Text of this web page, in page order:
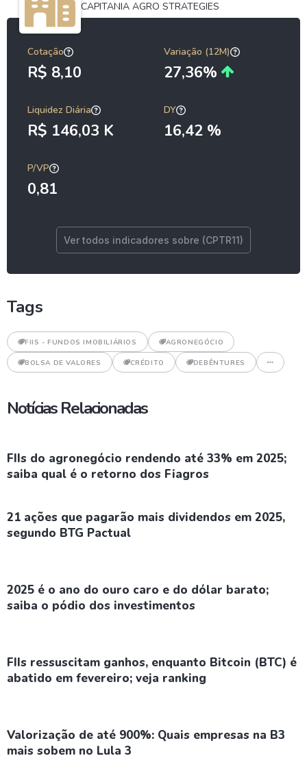
CAPITANIA AGRO STRATEGIES
Cotação
R$ 8,10
Variação (12M)
27,36%
Liquidez Diária
R$ 146,03 K
DY
16,42 %
P/VP
0,81
Ver todos indicadores sobre (CPTR11)
Tags
FIIS - FUNDOS IMOBILIÁRIOS AGRONEGÓCIO
BOLSA DE VALORES CRÉDITO DEBÊNTURES
Notícias Relacionadas
FIIs do agronegócio rendendo até 33% em 2025;
saiba qual é o retorno dos Fiagros
21 ações que pagarão mais dividendos em 2025,
segundo BTG Pactual
2025 é o ano do ouro caro e do dólar barato;
saiba o pódio dos investimentos
FIIs ressuscitam ganhos, enquanto Bitcoin (BTC) é
abatido em fevereiro; veja ranking
Valorização de até 900%: Quais empresas na B3
mais sobem no Lula 3